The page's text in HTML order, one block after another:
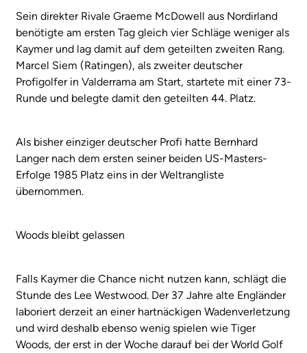
Sein direkter Rivale Graeme McDowell aus Nordirland
benötigte am ersten Tag gleich vier Schläge weniger als
Kaymer und lag damit auf dem geteilten zweiten Rang.
Marcel Siem (Ratingen), als zweiter deutscher
Profigolfer in Valderrama am Start, startete mit einer 73-
Runde und belegte damit den geteilten 44. Platz.
Als bisher einziger deutscher Profi hatte Bernhard
Langer nach dem ersten seiner beiden US-Masters-
Erfolge 1985 Platz eins in der Weltrangliste
übernommen.
Woods bleibt gelassen
Falls Kaymer die Chance nicht nutzen kann, schlägt die
Stunde des Lee Westwood. Der 37 Jahre alte Engländer
laboriert derzeit an einer hartnäckigen Wadenverletzung
und wird deshalb ebenso wenig spielen wie Tiger
Woods, der erst in der Woche darauf bei der World Golf